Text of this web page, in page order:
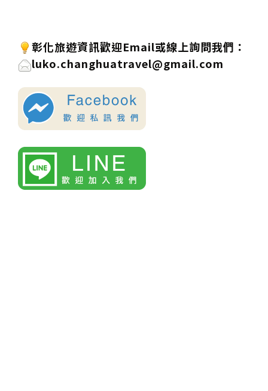
彰化旅遊資訊歡迎Email或線上詢問我們 ：
luko.changhuatravel@gmail.com